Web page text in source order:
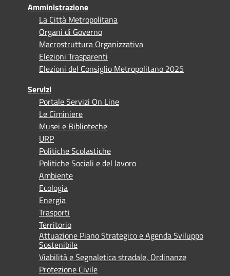
Amministrazione
La Città Metropolitana
Organi di Governo
Macrostruttura Organizzativa
Elezioni Trasparenti
Elezioni del Consiglio Metropolitano 2025
Servizi
Portale Servizi On Line
Le Ciminiere
Musei e Biblioteche
URP
Politiche Scolastiche
Politiche Sociali e del lavoro
Ambiente
Ecologia
Energia
Trasporti
Territorio
Attuazione Piano Strategico e Agenda Sviluppo
Sostenibile
Viabilità e Segnaletica stradale, Ordinanze
Protezione Civile